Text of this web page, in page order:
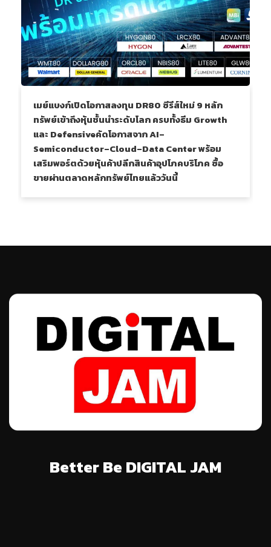
เมย์แบงก์เปิดโอกาสลงทุน DR80 ซีรีส์ใหม่ 9 หลัก
ทรัพย์เข้าถึงหุ้นชั้นนำระดับโลก ครบทั้งธีม Growth
และ Defensiveคัดโอกาสจาก AI–
Semiconductor–Cloud–Data Center พร้อม
เสริมพอร์ตด้วยหุ้นค้าปลีกสินค้าอุปโภคบริโภค ซื้อ
ขายผ่านตลาดหลักทรัพย์ไทยแล้ววันนี้
Better Be DIGITAL JAM